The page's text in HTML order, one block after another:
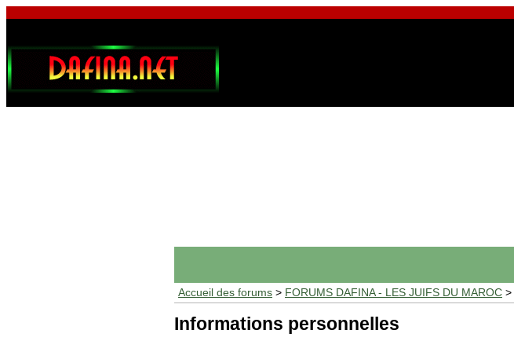
Accueil des forums > FORUMS DAFINA - LES JUIFS DU MAROC >
Informations personnelles